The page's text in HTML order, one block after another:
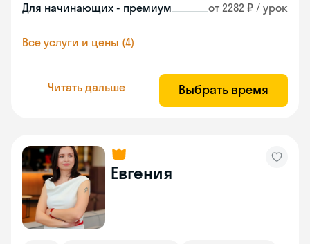
Для начинающих - премиум от 2282 ₽ / урок
Все услуги и цены (4)
Читать дальше Выбрать время
Евгения